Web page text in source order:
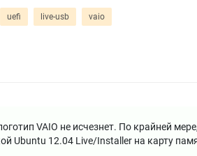
uefi live-usb vaio
VAIO не исчезнет. По крайней
Ubuntu 12.04 Live/Installer на карту